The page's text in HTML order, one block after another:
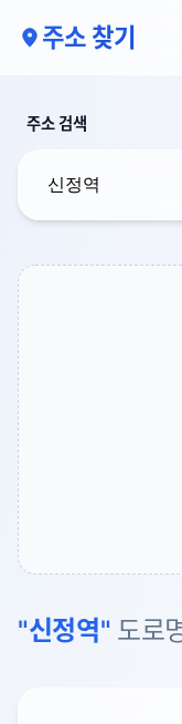
주소 찾기
주소 검색
"신정역" 도로